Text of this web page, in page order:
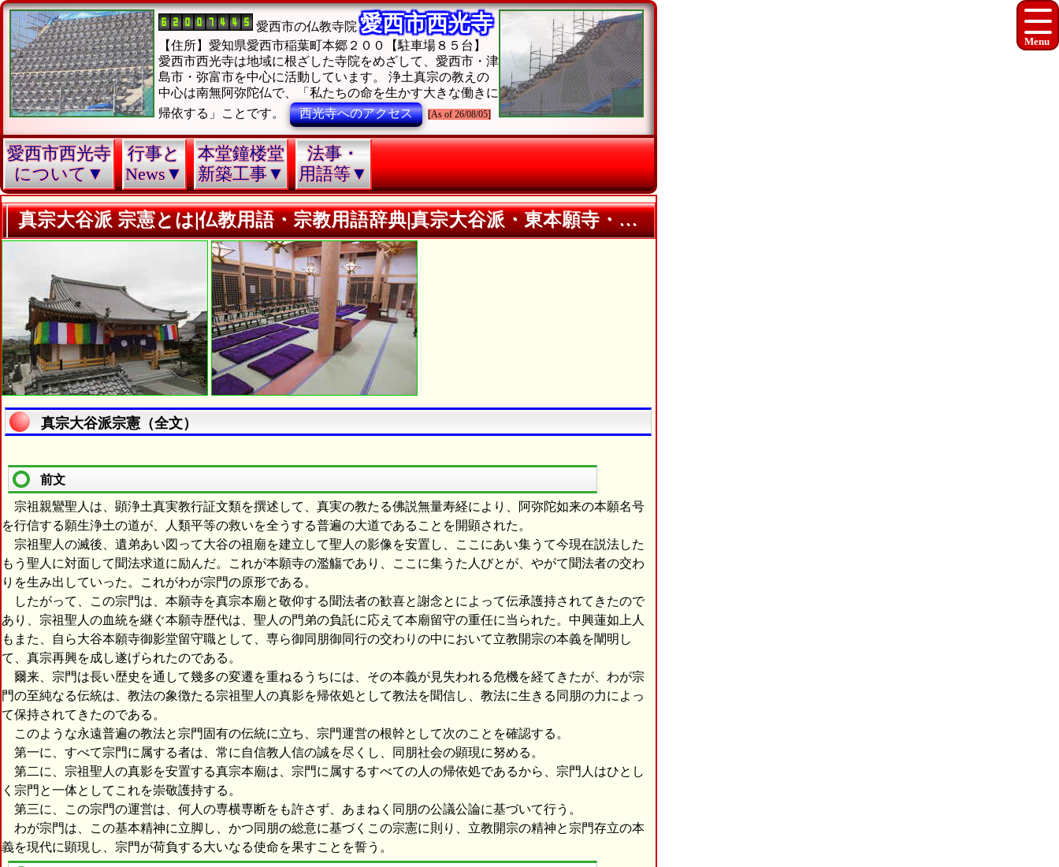
愛西市の仏教寺院 愛西市西光寺
【住所】愛知県愛西市稲葉町本郷２００【駐車場８５台】
愛西市西光寺は地域に根ざした寺院をめざして、愛西市・津
島市・弥富市を中心に活動しています。 浄土真宗の教えの
中心は南無阿弥陀仏で、「私たちの命を生かす大きな働きに
帰依する」ことです。
西光寺へのアクセス [As of 26/08/05]
愛西市西光寺
について▼
行事と
News▼
本堂鐘楼堂
新築工事▼
法事・
用語等▼
真宗大谷派 宗憲とは|仏教用語・宗教用語辞典|真宗大谷派・東本願寺・浄土真宗真宗大谷派愛知県西光寺
真宗大谷派宗憲（全文）
前文
宗祖親鸞聖人は、顕浄土真実教行証文類を撰述して、真実の教たる佛説無量寿経により、阿弥陀如来の本願名号
を行信する願生浄土の道が、人類平等の救いを全うする普遍の大道であることを開顕された。
宗祖聖人の滅後、遺弟あい図って大谷の祖廟を建立して聖人の影像を安置し、ここにあい集うて今現在説法した
もう聖人に対面して聞法求道に励んだ。これが本願寺の濫觴であり、ここに集うた人びとが、やがて聞法者の交わ
りを生み出していった。これがわが宗門の原形である。
したがって、この宗門は、本願寺を真宗本廟と敬仰する聞法者の歓喜と謝念とによって伝承護持されてきたので
あり、宗祖聖人の血統を継ぐ本願寺歴代は、聖人の門弟の負託に応えて本廟留守の重任に当られた。中興蓮如上人
もまた、自ら大谷本願寺御影堂留守職として、専ら御同朋御同行の交わりの中において立教開宗の本義を闡明し
て、真宗再興を成し遂げられたのである。
爾来、宗門は長い歴史を通して幾多の変遷を重ねるうちには、その本義が見失われる危機を経てきたが、わが宗
門の至純なる伝統は、教法の象徴たる宗祖聖人の真影を帰依処として教法を聞信し、教法に生きる同朋の力によっ
て保持されてきたのである。
このような永遠普遍の教法と宗門固有の伝統に立ち、宗門運営の根幹として次のことを確認する。
第一に、すべて宗門に属する者は、常に自信教人信の誠を尽くし、同朋社会の顕現に努める。
第二に、宗祖聖人の真影を安置する真宗本廟は、宗門に属するすべての人の帰依処であるから、宗門人はひとし
く宗門と一体としてこれを崇敬護持する。
第三に、この宗門の運営は、何人の専横専断をも許さず、あまねく同朋の公議公論に基づいて行う。
わが宗門は、この基本精神に立脚し、かつ同朋の総意に基づくこの宗憲に則り、立教開宗の精神と宗門存立の本
義を現代に顕現し、宗門が荷負する大いなる使命を果すことを誓う。